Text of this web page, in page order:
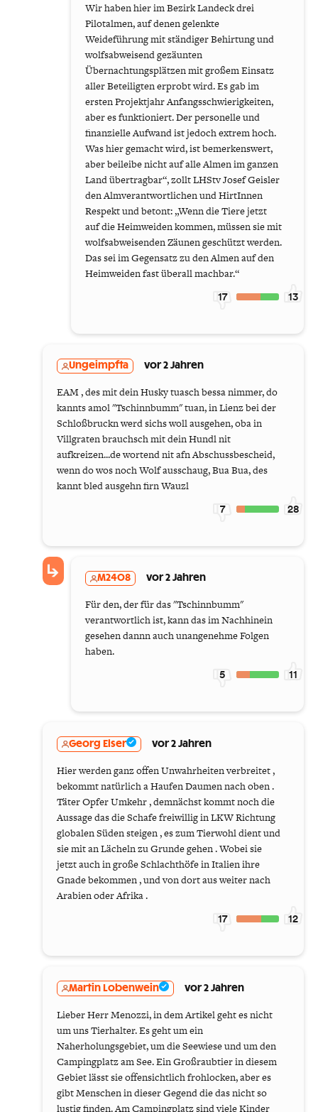
Wir haben hier im Bezirk Landeck drei
Pilotalmen, auf denen gelenkte
Weideführung mit ständiger Behirtung und
wolfsabweisend gezäunten
Übernachtungsplätzen mit großem Einsatz
aller Beteiligten erprobt wird. Es gab im
ersten Projektjahr Anfangsschwierigkeiten,
aber es funktioniert. Der personelle und
finanzielle Aufwand ist jedoch extrem hoch.
Was hier gemacht wird, ist bemerkenswert,
aber beileibe nicht auf alle Almen im ganzen
Land übertragbar“, zollt LHStv Josef Geisler
den Almverantwortlichen und HirtInnen
Respekt und betont: „Wenn die Tiere jetzt
auf die Heimweiden kommen, müssen sie mit
wolfsabweisenden Zäunen geschützt werden.
Das sei im Gegensatz zu den Almen auf den
Heimweiden fast überall machbar.“
17 13
Ungeimpfta vor 2 Jahren
EAM , des mit dein Husky tuasch bessa nimmer, do
kannts amol "Tschinnbumm" tuan, in Lienz bei der
Schloßbruckn werd sichs woll ausgehen, oba in
Villgraten brauchsch mit dein Hundl nit
aufkreizen...de wortend nit afn Abschussbescheid,
wenn do wos noch Wolf ausschaug, Bua Bua, des
kannt bled ausgehn firn Wauzl
7 28
M2408 vor 2 Jahren
Für den, der für das "Tschinnbumm"
verantwortlich ist, kann das im Nachhinein
gesehen dannn auch unangenehme Folgen
haben.
5 11
Georg Elser vor 2 Jahren
Hier werden ganz offen Unwahrheiten verbreitet ,
bekommt natürlich a Haufen Daumen nach oben .
Täter Opfer Umkehr , demnächst kommt noch die
Aussage das die Schafe freiwillig in LKW Richtung
globalen Süden steigen , es zum Tierwohl dient und
sie mit an Lächeln zu Grunde gehen . Wobei sie
jetzt auch in große Schlachthöfe in Italien ihre
Gnade bekommen , und von dort aus weiter nach
Arabien oder Afrika .
17 12
Martin Lobenwein vor 2 Jahren
Lieber Herr Menozzi, in dem Artikel geht es nicht
um uns Tierhalter. Es geht um ein
Naherholungsgebiet, um die Seewiese und um den
Campingplatz am See. Ein Großraubtier in diesem
Gebiet lässt sie offensichtlich frohlocken, aber es
gibt Menschen in dieser Gegend die das nicht so
lustig finden. Am Campingplatz sind viele Kinder